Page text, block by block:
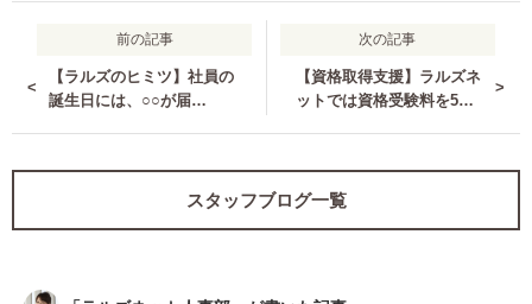
前の記事
<
【ラルズのヒミツ】社員の
誕生日には、○○が届
次の記事
【資格取得支援】ラルズネ
ットでは資格受験料を5万
>
スタッフブログ一覧